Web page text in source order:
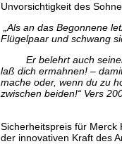
Unvorsichtigkeit des
„Als an das Begonnene
Flügelpaar und schwang
Er belehrt auch seinen
laß dich ermahnen! –
mache oder, wenn du zu
zwischen beiden!“ Vers
Sicherheitspreis für Merck
der innovativen Kraft des